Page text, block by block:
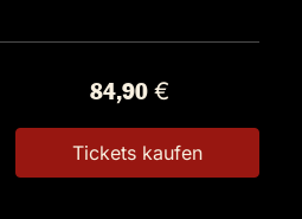
84,90 €
Tickets kaufen